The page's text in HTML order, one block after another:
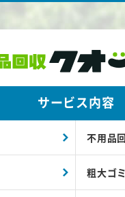
サービス内容
不用品
粗大ゴ